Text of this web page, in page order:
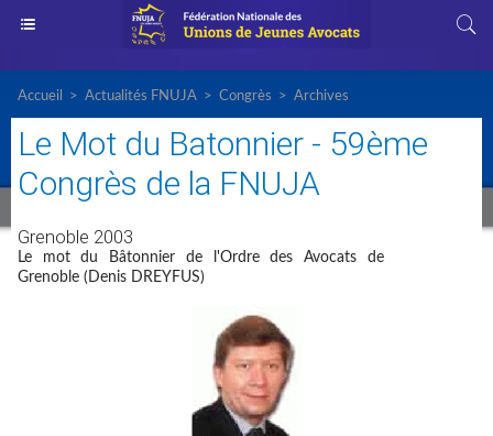
Accueil > Actualités FNUJA > Congrès > Archives
Le Mot du Batonnier - 59ème
Congrès de la FNUJA
Grenoble 2003
Le mot du Bâtonnier de l'Ordre des Avocats de
Grenoble (Denis DREYFUS)